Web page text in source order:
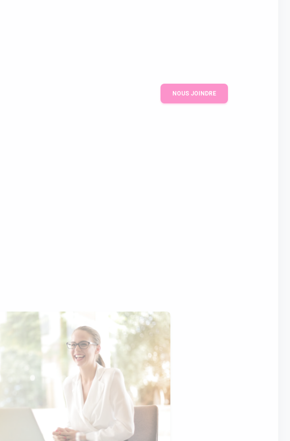
NOUS JOINDRE